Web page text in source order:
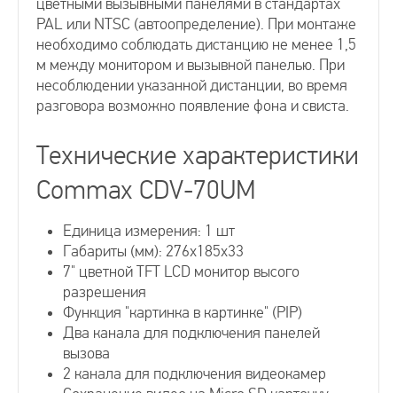
Видеофоны
цветными вызывными панелями в стандартах
PAL или NTSC (автоопределение). При монтаже
необходимо соблюдать дистанцию не менее 1,5
м между монитором и вызывной панелью. При
несоблюдении указанной дистанции, во время
разговора возможно появление фона и свиста.
Технические характеристики
Commax CDV-70UM
Единица измерения: 1 шт
Габариты (мм): 276x185x33
7" цветной TFT LCD монитор высого
разрешения
Функция "картинка в картинке" (PIP)
Два канала для подключения панелей
вызова
2 канала для подключения видеокамер